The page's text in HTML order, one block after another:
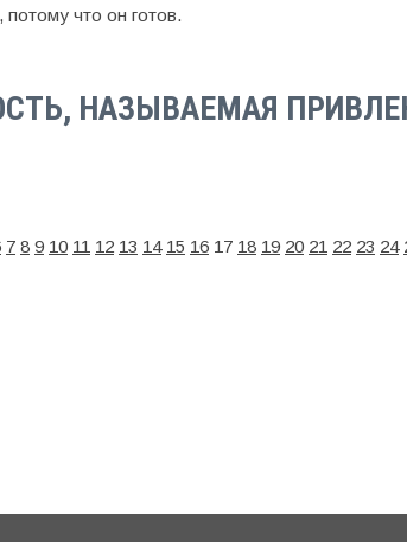
потому что он готов.
НАЗЫВАЕМАЯ
7 8 9 10 11 12 13 14 15 16 17 18 19 20 21 22 23 24